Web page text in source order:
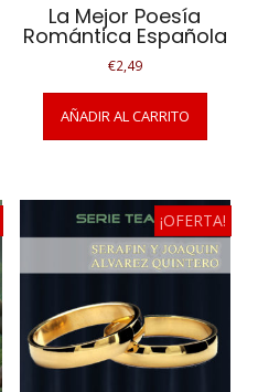
La Mejor Poesía
Romántica Española
€2,49
AÑADIR AL CARRITO
¡OFERTA!